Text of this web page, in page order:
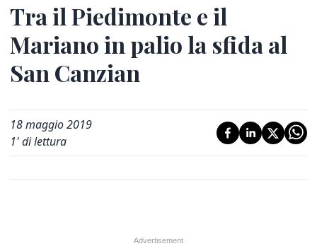
Tra il Piedimonte e il
Mariano in palio la sfida al
San Canzian
18 maggio 2019
1' di lettura